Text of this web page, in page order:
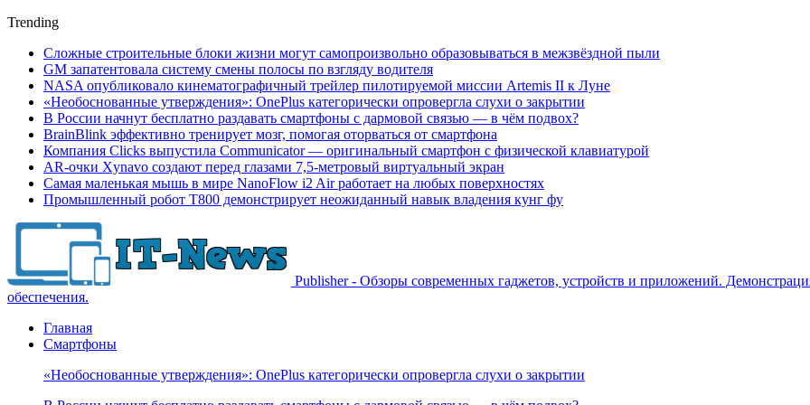
Trending
Сложные строительные блоки жизни могут самопроизвольно образовываться в межзвёздной пыли
GM запатентовала систему смены полосы по взгляду водителя
NASA опубликовало кинематографичный трейлер пилотируемой миссии Artemis II к Луне
«Необоснованные утверждения»: OnePlus категорически опровергла слухи о закрытии
В России начнут бесплатно раздавать смартфоны с дармовой связью — в чём подвох?
BrainBlink эффективно тренирует мозг, помогая оторваться от смартфона
Компания Clicks выпустила Communicator — оригинальный смартфон с физической клавиатурой
AR-очки Xynavo создают перед глазами 7,5-метровый виртуальный экран
Самая маленькая мышь в мире NanoFlow i2 Air работает на любых поверхностях
Промышленный робот Т800 демонстрирует неожиданный навык владения кунг фу
Publisher - Обзоры современных гаджетов, устройств и приложений.
обеспечения.
Главная
Смартфоны
«Необоснованные утверждения»: OnePlus категорически опровергла слухи о закрытии